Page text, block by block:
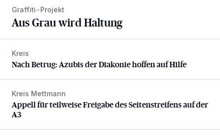
Graffiti-Projekt
Aus Grau wird Haltung
Nach Betrug: Azubis der Diakonie hoffen auf Hilfe
Kreis
Nach Betrug: Azubis der Diakonie hoffen auf Hilfe
Appell für teilweise Freigabe des Seitenstreifens auf der A3
Kreis Mettmann
Appell für teilweise Freigabe des Seitenstreifens auf der
A3